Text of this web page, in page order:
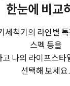
한눈에 비교
세척기의 라인별
스펙 등을
나의 라이프스
선택해 보세요.